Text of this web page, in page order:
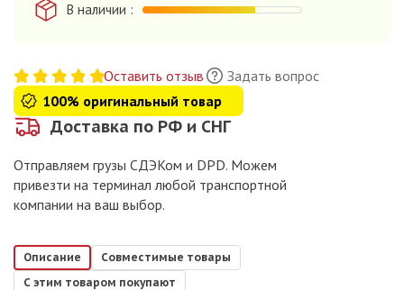
В наличии
Оставить отзыв
Задать вопрос
100% оригинальный товар
Доставка по РФ и СНГ
Отправляем грузы СДЭКом и DPD. Можем
привезти на терминал любой транспортной
компании на ваш выбор.
Описание
Совместимые товары
С этим товаром покупают